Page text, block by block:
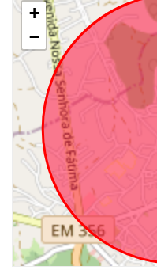
+
−